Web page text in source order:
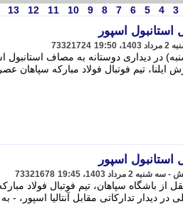
3
4
5
6
7
8
9
10
11
12
13
استانبول اسپور
73321724
در دیداری دوستانه به مصاف استانبول
به گزارش ایلنا، تیم فوتبال فولاد مبارکه
استانبول اسپور
73321678
باشگاه سپاهان، تیم فوتبال فولاد
به وقت محلی در دیدار تدارکاتی مقابل آنتالیا اسپور،